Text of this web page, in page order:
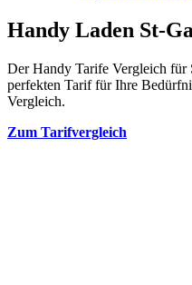
Handy Laden St-
Der Handy Tarife Vergleich
perfekten Tarif für Ihre
Vergleich.
Zum Tarifvergleich